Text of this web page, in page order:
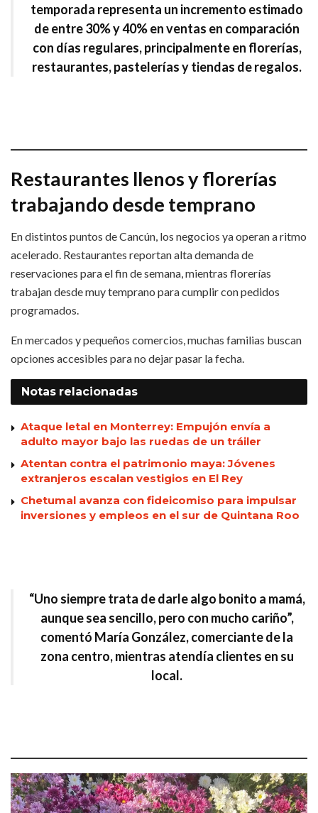
temporada representa un incremento estimado
deentre 30% y 40% en ventas en comparación
con días regulares, principalmente en florerías,
restaurantes, pastelerías y tiendas de regalos.
Restaurantes llenos y florerías
trabajando desde temprano
En distintos puntos de Cancún, los negocios ya operan a ritmo
acelerado. Restaurantes reportan alta demanda de
reservaciones para el fin de semana, mientras florerías
trabajan desde muy temprano para cumplir con pedidos
programados.
En mercados y pequeños comercios, muchas familias buscan
opciones accesibles para no dejar pasar la fecha.
Notas relacionadas
Ataque letal en Monterrey: Empujón envía a
adulto mayor bajo las ruedas de un tráiler
Atentan contra el patrimonio maya: Jóvenes
extranjeros escalan vestigios en El Rey
Chetumal avanza con fideicomiso para impulsar
inversiones y empleos en el sur de Quintana Roo
“Uno siempre trata de darle algo bonito a mamá,
aunque sea sencillo, pero con mucho cariño”,
comentó María González, comerciante de la
zona centro, mientras atendía clientes en su
local.